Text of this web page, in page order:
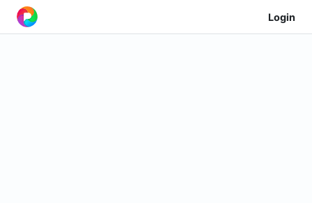
Login